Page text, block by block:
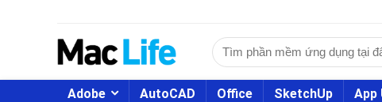
Adobe AutoCAD Office SketchUp App